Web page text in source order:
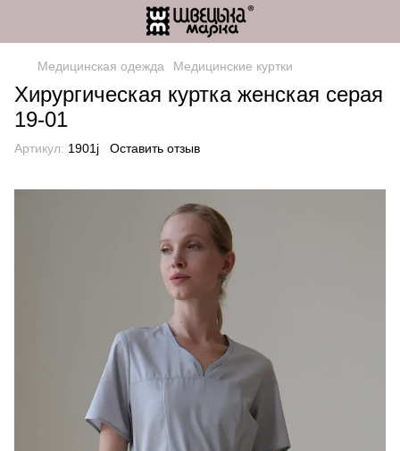
Медицинская одежда Медицинские куртки
Хирургическая куртка женская серая
19-01
Артикул: 1901j Оставить отзыв